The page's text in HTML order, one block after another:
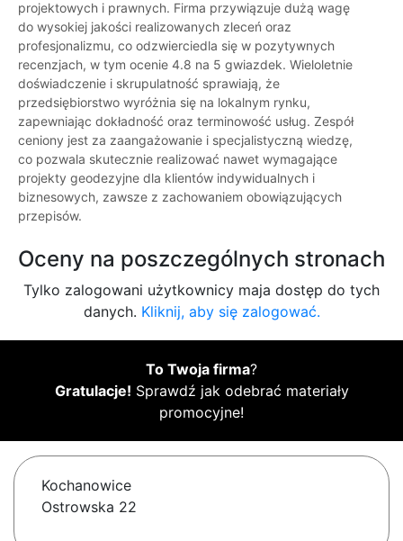
projektowych i prawnych. Firma przywiązuje dużą wagę
do wysokiej jakości realizowanych zleceń oraz
profesjonalizmu, co odzwierciedla się w pozytywnych
recenzjach, w tym ocenie 4.8 na 5 gwiazdek. Wieloletnie
doświadczenie i skrupulatność sprawiają, że
przedsiębiorstwo wyróżnia się na lokalnym rynku,
zapewniając dokładność oraz terminowość usług. Zespół
ceniony jest za zaangażowanie i specjalistyczną wiedzę,
co pozwala skutecznie realizować nawet wymagające
projekty geodezyjne dla klientów indywidualnych i
biznesowych, zawsze z zachowaniem obowiązujących
przepisów.
Oceny na poszczególnych stronach
Tylko zalogowani użytkownicy maja dostęp do tych
danych. Kliknij, aby się zalogować.
To Twoja firma?
Gratulacje! Sprawdź jak odebrać materiały
promocyjne!
Kochanowice
Ostrowska 22